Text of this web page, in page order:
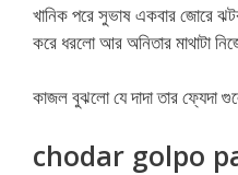
খানিক পরে সুভাষ একবার জোরে
করে ধরলো আর অনিতার মাথাটা
কাজল বুঝলো যে দাদা তার ফ্যেদা
chodar golpo